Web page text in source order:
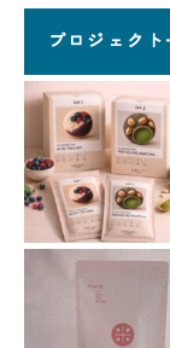
プロジェクト